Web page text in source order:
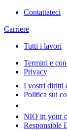
Contattateci
Carriere
Tutti i lavori
Termini e
Privacy
I vostri diritti
Politica sui
NIQ in your
Responsible